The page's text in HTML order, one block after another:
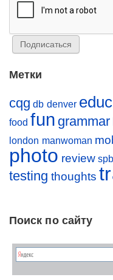
Метки
cqg db denver
food fun grammar
london manwoman
photo review spb
testing thoughts
Поиск по сайту